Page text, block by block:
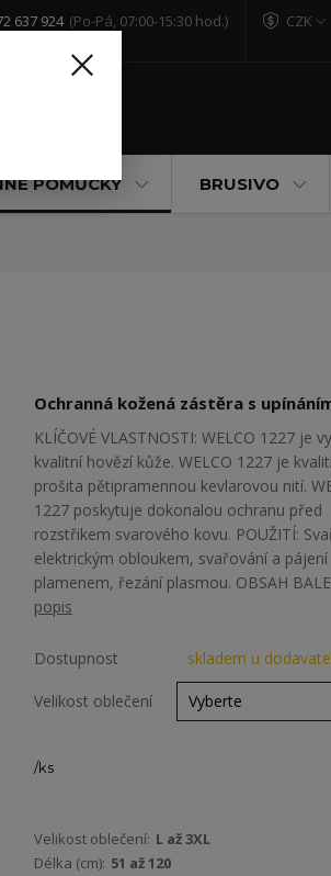
CZK
637 924 (Po-Pá, 07:00-15:30 hod.)
POMŮCKY BRUSIVO
Ochranná kožená zástěra s
KLÍČOVÉ VLASTNOSTI: WELCO 1227 je
kvalitní hovězí kůže. WELCO 1227 je
prošita pětipramennou kevlarovou nití.
1227 poskytuje dokonalou ochranu před
rozstřikem svarového kovu. POUŽITÍ:
elektrickým obloukem, svařování a pájení
plamenem, řezání plasmou. OBSAH
popis
Dostupnost skladem u
Velikost oblečení
/ks
Velikost oblečení: L až 3XL
Délka (cm): 51 až 120